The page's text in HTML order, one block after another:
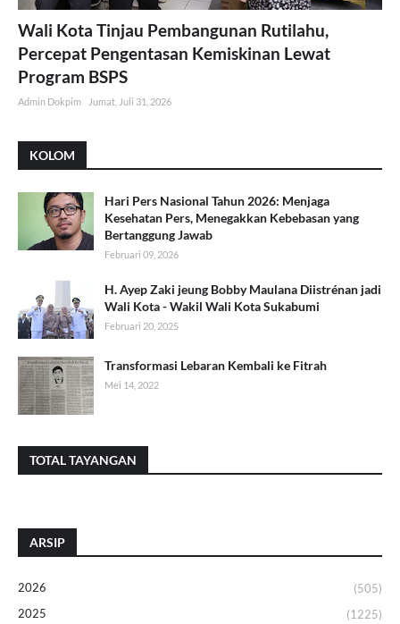
Wali Kota Tinjau Pembangunan Rutilahu,
Percepat Pengentasan Kemiskinan Lewat
Program BSPS
Admin Dokpim Jumat, Juli 31, 2026
KOLOM
Hari Pers Nasional Tahun 2026: Menjaga
Kesehatan Pers, Menegakkan Kebebasan yang
Bertanggung Jawab
Februari 09, 2026
H. Ayep Zaki jeung Bobby Maulana Diistrénan jadi
Wali Kota - Wakil Wali Kota Sukabumi
Februari 20, 2025
Transformasi Lebaran Kembali ke Fitrah
Mei 14, 2022
TOTAL TAYANGAN
ARSIP
2026
(505)
2025
(1225)